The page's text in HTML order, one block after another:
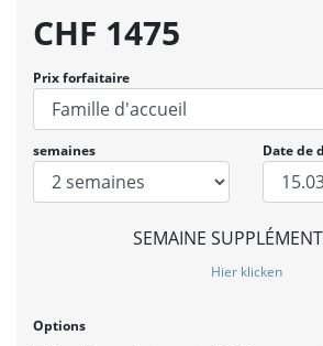
CHF 1475
Prix forfaitaire
semaines Date de
SEMAINE
Hier klicken
Options